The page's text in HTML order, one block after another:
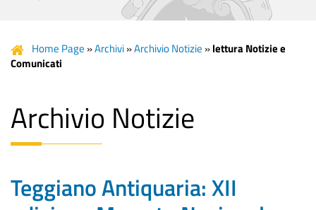
Home Page »Archivi»Archivio Notizie »lettura Notizie e
Comunicati
Archivio Notizie
Teggiano Antiquaria: XII